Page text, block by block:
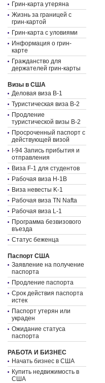
Грин-карта утеряна
Жизнь за границей с
грин-картой
Грин-карта с уловиями
Информация о грин-
карте
Гражданство для
держателей грин-карты
Визы в США
Деловая виза B-1
Туристическая виза B-2
Продление
туристической визы B-2
Просроченный паспорт с
действующей визой
I-94 Запись прибытия и
отправления
Виза F-1 для студентов
Рабочая виза H-1B
Виза невесты K-1
Рабочая виза TN Nafta
Рабочая виза L-1
Программа безвизового
въезда
Статус беженца
Паспорт США
Заявление на получение
паспорта
Продление паспорта
Срок действия паспорта
истек
Паспорт утерян или
украден
Ожидание статуса
паспорта
РАБОТА И БИЗНЕС
Начать бизнес в США
Купить недвижимость в
США